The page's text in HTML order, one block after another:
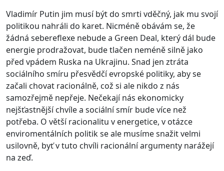
Vladimír Putin jim musí být do smrti vděčný, jak mu svojí
politikou nahráli do karet. Nicméně obávám se, že
žádná sebereflexe nebude a Green Deal, který dál bude
energie prodražovat, bude tlačen neméně silně jako
před vpádem Ruska na Ukrajinu. Snad jen ztráta
sociálního smíru přesvědčí evropské politiky, aby se
začali chovat racionálně, což si ale nikdo z nás
samozřejmě nepřeje. Nečekají nás ekonomicky
nejšťastnější chvíle a sociální smír bude více než
potřeba. O větší racionalitu v energetice, v otázce
enviromentálních politik se ale musíme snažit velmi
usilovně, byť v tuto chvíli racionální argumenty narážejí
na zeď.